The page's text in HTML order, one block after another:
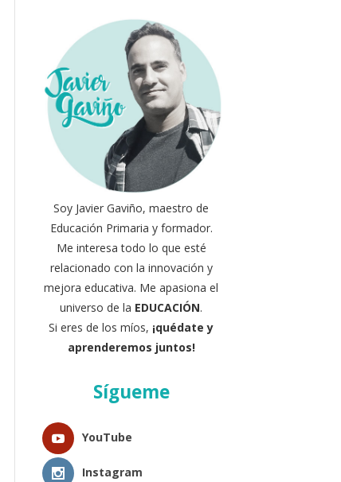
Soy Javier Gaviño, maestro de
Educación Primaria y formador.
Me interesa todo lo que esté
relacionado con la innovación y
mejora educativa. Me apasiona el
universo de la EDUCACIÓN.
Si eres de los míos, ¡quédate y
aprenderemos juntos!
Sígueme
YouTube
Instagram